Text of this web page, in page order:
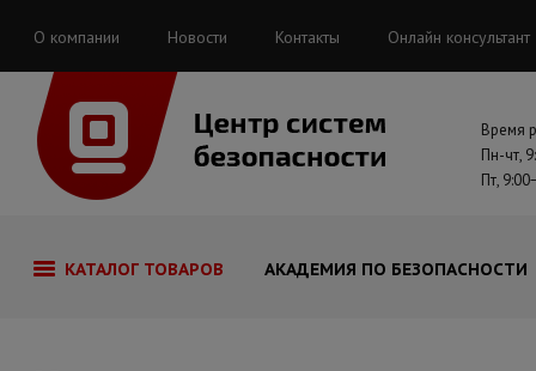
О компании Новости Контакты Онлайн консультант
Время
Пн-чт,
Пт,
КАТАЛОГ ТОВАРОВ АКАДЕМИЯ ПО БЕЗОПАСНОСТИ